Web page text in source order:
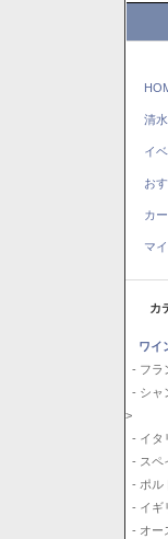
清
イ
お
カ
マ
カテ
ワイ
- フラ
- シャ
>
- イタ
- スペ
- ポル
- イギ
- オー